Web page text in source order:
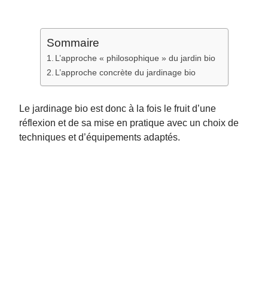
Sommaire
L’approche « philosophique » du jardin bio
L’approche concrète du jardinage bio
Le jardinage bio est donc à la fois le fruit d’une
réflexion et de sa mise en pratique avec un choix de
techniques et d’équipements adaptés.